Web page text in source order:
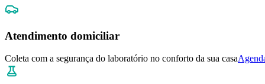
Atendimento domiciliar
Coleta com a segurança do laboratório no conforto da sua casa